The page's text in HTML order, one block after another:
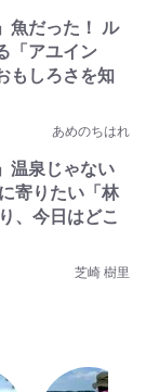
魚だった！ ル
「アユイン
もしろさを知
あめのちはれ
温泉じゃない
寄りたい「林
、今日はどこ
芝崎 樹里